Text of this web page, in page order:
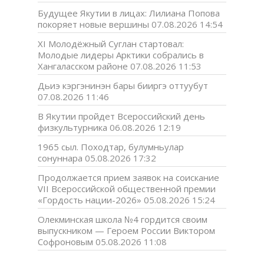
Будущее Якутии в лицах: Лилиана Попова
покоряет новые вершины 07.08.2026 14:54
XI Молодёжный Суглан стартовал:
Молодые лидеры Арктики собрались в
Хангаласском районе 07.08.2026 11:53
Дьиэ кэргэнинэн бары бииргэ оттуубут
07.08.2026 11:46
В Якутии пройдет Всероссийский день
физкультурника 06.08.2026 12:19
1965 сыл. Походтар, булумньулар
сонуннара 05.08.2026 17:32
Продолжается прием заявок на соискание
VII Всероссийской общественной премии
«Гордость нации-2026» 05.08.2026 15:24
Олекминская школа №4 гордится своим
выпускником — Героем России Виктором
Софроновым 05.08.2026 11:08